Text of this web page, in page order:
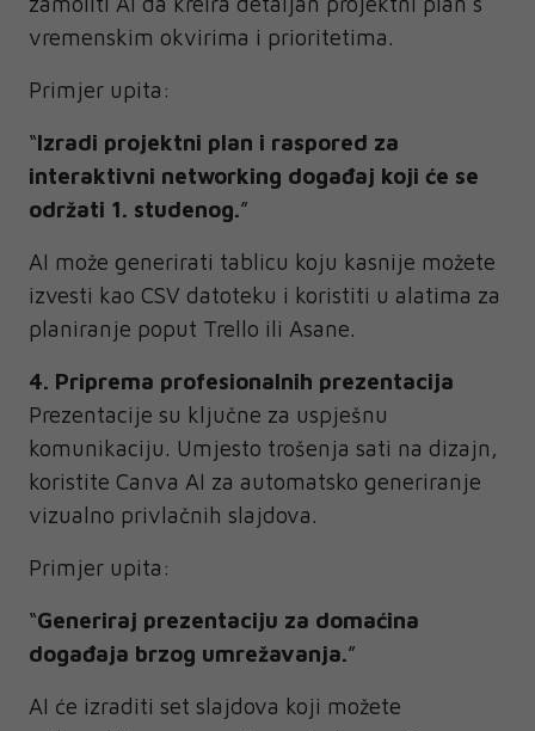
vremenskim okvirima i prioritetima.
Primjer upita:
“Izradi projektni plan i raspored za
interaktivni networking događaj koji će se
održati 1. studenog.”
AI može generirati tablicu koju kasnije možete
izvesti kao CSV datoteku i koristiti u alatima za
planiranje poput Trello ili Asane.
4. Priprema profesionalnih prezentacija
Prezentacije su ključne za uspješnu
komunikaciju. Umjesto trošenja sati na dizajn,
koristite Canva AI za automatsko generiranje
vizualno privlačnih slajdova.
Primjer upita:
“Generiraj prezentaciju za domaćina
događaja brzog umrežavanja.”
AI će izraditi set slajdova koji možete